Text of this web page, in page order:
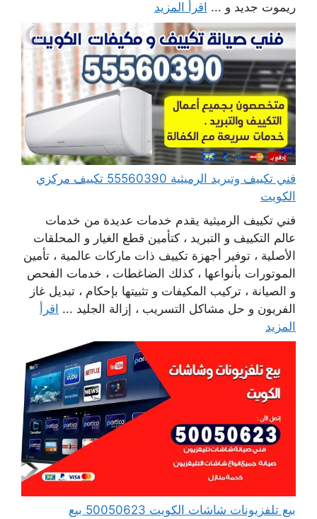
ريموت جديد و ... اقرأ المزيد
فني تكييف وتبريد الرميثية 55560390 تكييف مركزي
الكويت
فني تكييف الرميثية يقدم خدمات عديدة من خدمات
عالم التكييف و التبريد ، كتأمين قطع الغيار و المحلقات
الأصلية ، توفير أجهزة تكييف ذات ماركات عالمية ، تأمين
الموتورات بأنواعها ، كذلك الضاغطات ، خدمات الفحص
و الصيانة ، تركيب المكيفات و تثبيتها بإحكام ، تبديل غاز
الفريون و حل مشاكل التسريب ، إزالة الجليد ... اقرأ
المزيد
بيع تلفزيونات شاشات الكويت 50050623 بيع